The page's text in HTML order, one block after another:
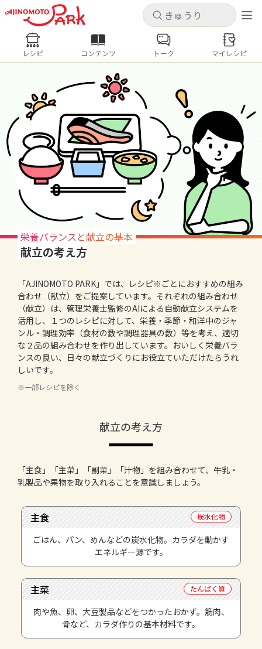
キャンセル
ログインするとレシピを保存できます
ログイン
ホーム
コンテンツ
レシピ
トーク
お買い物
AJINOMOTO PARK とは
キャンセル
レシピ コンテンツ
人気の食材・レシピ
きゅうり なす トマト
とうもろこし
ピーマン
みょうが ゴーヤ
レシピ コンテンツ トーク マイレシピ
栄養バランスと献立の基本
献立の考え方
「AJINOMOTO PARK」では、レシピ※ごとにおすすめの組み
合わせ（献立）をご提案しています。それぞれの組み合わせ
（献立）は、管理栄養士監修のAIによる自動献立システムを
活用し、１つのレシピに対して、栄養・季節・和洋中のジャ
ンル・調理効率（食材の数や調理器具の数）等を考え、適切
な２品の組み合わせを作り出しています。おいしく栄養バラ
ンスの良い、日々の献立づくりにお役立ていただけたらうれ
しいです。
※一部レシピを除く
献立の考え方
「主食」「主菜」「副菜」「汁物」を組み合わせて、牛乳・
乳製品や果物を取り入れることを意識しましょう。
主食 炭水化物
ごはん、パン、めんなどの炭水化物。カラダを動かす
エネルギー源です。
主菜 たんぱく質
肉や魚、卵、大豆製品などをつかったおかず。筋肉、
骨など、カラダ作りの基本材料です。